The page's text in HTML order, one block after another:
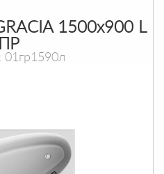
1500х900 L
ПР
01гр1590л